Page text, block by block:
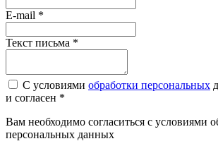
E-mail *
Текст письма *
С условиями обработки персональных
и согласен *
Вам необходимо согласиться с условиями
персональных данных